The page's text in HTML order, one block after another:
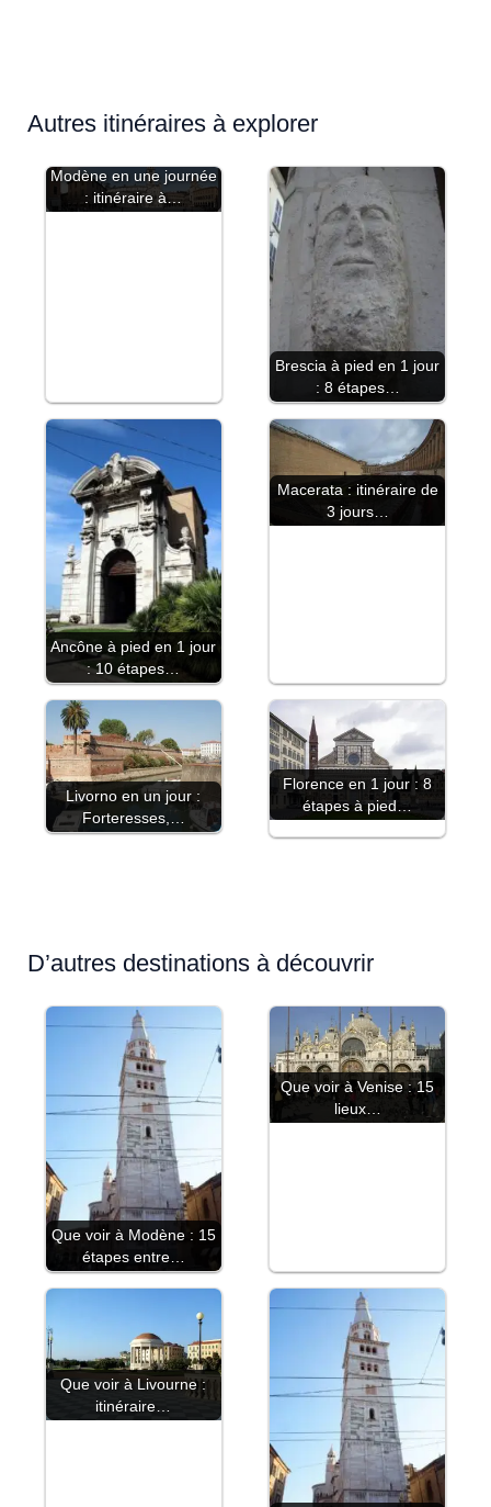
Autres itinéraires à explorer
Modène en une journée
: itinéraire à…
Brescia à pied en 1 jour
: 8 étapes…
Ancône à pied en 1 jour
: 10 étapes…
Macerata : itinéraire de
3 jours…
Livorno en un jour :
Forteresses,…
Florence en 1 jour : 8
étapes à pied…
D’autres destinations à découvrir
Que voir à Modène : 15
étapes entre…
Que voir à Venise : 15
lieux…
Que voir à Livourne :
itinéraire…